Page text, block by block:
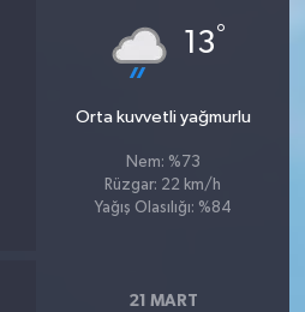
13°
Orta kuvvetli yağmurlu
Nem: %73
Rüzgar: 22 km/h
Yağış Olasılığı: %84
21 MART